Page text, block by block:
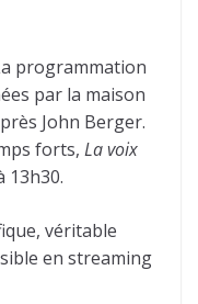
programmation
par la maison
John Berger.
forts, La voix
13h30.
véritable
en streaming